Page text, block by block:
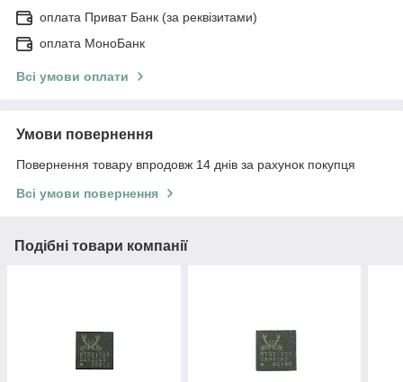
оплата Приват Банк (за реквізитами)
оплата МоноБанк
Всі умови оплати
Умови повернення
Повернення товару впродовж 14 днів за рахунок покупця
Всі умови повернення
Подібні товари компанії